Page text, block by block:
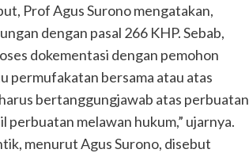
Prof Agus Surono mengatakan,
dengan pasal 266 KHP. Sebab,
dokementasi dengan pemohon
permufakatan bersama atau atas
bertanggungjawab atas perbuatan
perbuatan melawan hukum,” ujarnya.
menurut Agus Surono, disebut